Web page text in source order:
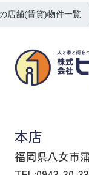
店舗(賃貸)物件一覧
本店
福岡県八女市